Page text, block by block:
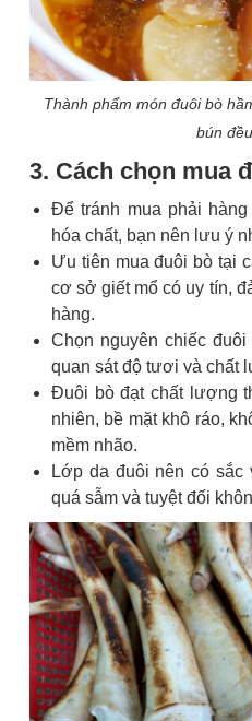
Thành phẩm món đuôi bò
bún
3. Cách chọn mua
Để tránh mua phải
hóa chất, bạn nên lưu ý
Ưu tiên mua đuôi bò tại
cơ sở giết mổ có uy tín,
hàng.
Chọn nguyên chiếc
quan sát độ tươi và chất
Đuôi bò đạt chất lượng
nhiên, bề mặt khô ráo,
mềm nhão.
Lớp da đuôi nên có sắc
quá sẫm và tuyệt đối